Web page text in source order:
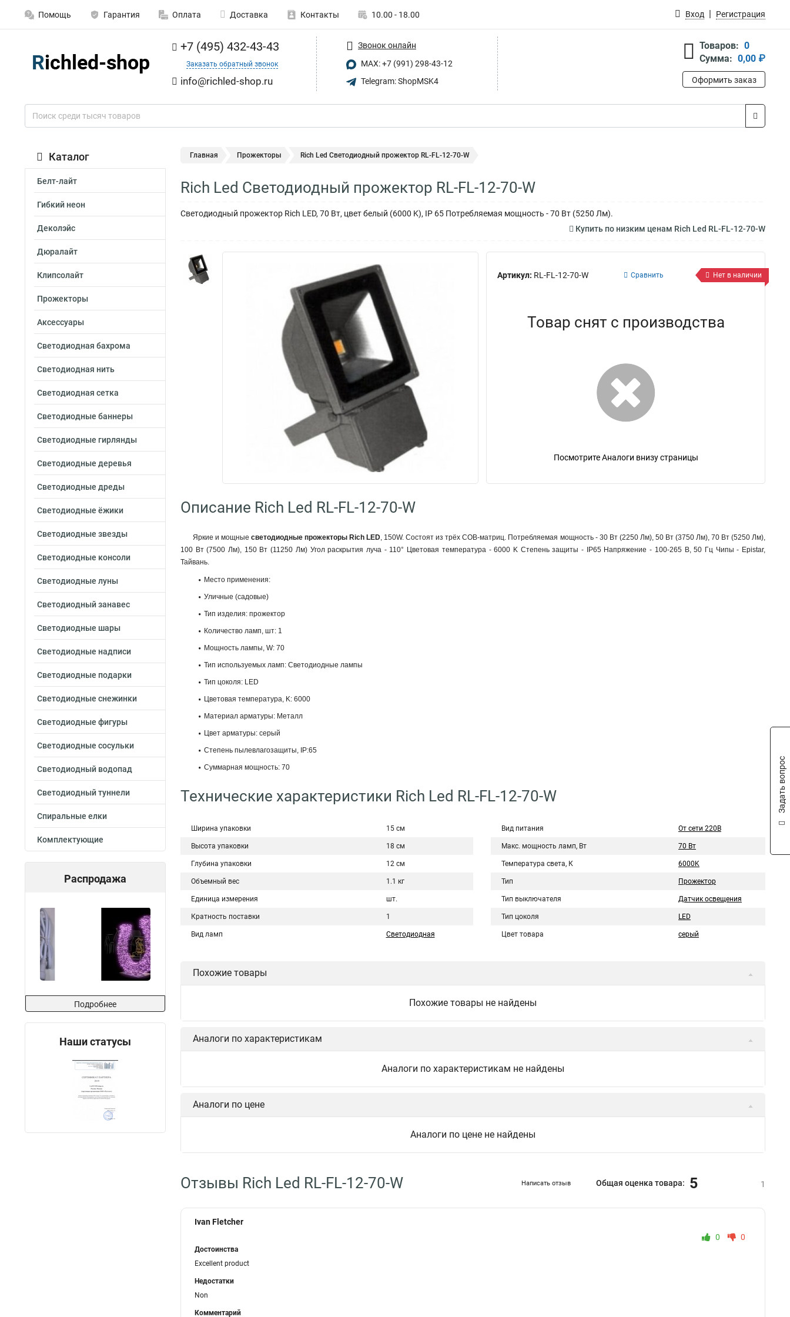
Помощь Гарантия Оплата Доставка Контакты 10.00 - 18.00 Вход Регистрация
+7 (495) 432-43-43
Заказать обратный звонок
info@richled-shop.ru
Звонок онлайн
MAX: +7 (991) 298-43-12
Telegram: ShopMSK4
Товаров: 0
Сумма: 0,00 ₽
Оформить заказ
Каталог
Белт-лайт
Гибкий неон
Деколэйс
Дюралайт
Клипсолайт
Прожекторы
Аксессуары
Светодиодная бахрома
Светодиодная нить
Светодиодная сетка
Светодиодные баннеры
Светодиодные гирлянды
Светодиодные деревья
Светодиодные дреды
Светодиодные ёжики
Светодиодные звезды
Светодиодные консоли
Светодиодные луны
Светодиодный занавес
Светодиодные шары
Светодиодные надписи
Светодиодные подарки
Светодиодные снежинки
Светодиодные фигуры
Светодиодные сосульки
Светодиодный водопад
Светодиодный туннели
Спиральные елки
Комплектующие
Распродажа
Подробнее
Наши статусы
Главная Прожекторы Rich Led Светодиодный прожектор RL-FL-12-70-W
Rich Led Светодиодный прожектор RL-FL-12-70-W
Светодиодный прожектор Rich LED, 70 Вт, цвет белый (6000 K), IP 65 Потребляемая мощность - 70 Вт (5250 Лм).
Купить по низким ценам Rich Led RL-FL-12-70-W
Артикул: RL-FL-12-70-W Сравнить Нет в наличии
Товар снят с производства
Посмотрите Аналоги внизу страницы
Описание Rich Led RL-FL-12-70-W
Яркие и мощныесветодиодные прожекторы Rich LED, 150W. Состоят из трёх COB-матриц. Потребляемая мощность - 30 Вт (2250 Лм), 50 Вт (3750 Лм), 70 Вт (5250 Лм),
100 Вт (7500 Лм), 150 Вт (11250 Лм) Угол раскрытия луча - 110° Цветовая температура - 6000 K Степень защиты - IP65 Напряжение - 100-265 В, 50 Гц Чипы - Epistar,
Тайвань.
Место применения:
Уличные (садовые)
Тип изделия: прожектор
Количество ламп, шт: 1
Мощность лампы, W: 70
Тип используемых ламп: Светодиодные лампы
Тип цоколя: LED
Цветовая температура, K: 6000
Материал арматуры: Металл
Цвет арматуры: серый
Степень пылевлагозащиты, IP:65
Суммарная мощность: 70
Технические характеристики Rich Led RL-FL-12-70-W
Ширина упаковки 15 см
Высота упаковки 18 см
Глубина упаковки 12 см
Объемный вес 1.1 кг
Единица измерения шт.
Кратность поставки 1
Вид ламп Светодиодная
Вид питания От сети 220В
Макс. мощность ламп, Вт 70 Вт
Температура света, К 6000K
Тип Прожектор
Тип выключателя Датчик освещения
Тип цоколя LED
Цвет товара серый
Похожие товары
Похожие товары не найдены
Аналоги по характеристикам
Аналоги по характеристикам не найдены
Аналоги по цене
Аналоги по цене не найдены
Отзывы Rich Led RL-FL-12-70-W Написать отзыв Общая оценка товара: 5 1
Ivan Fletcher
0
0
Достоинства
Excellent product
Недостатки
Non
Комментарий
Задать вопрос